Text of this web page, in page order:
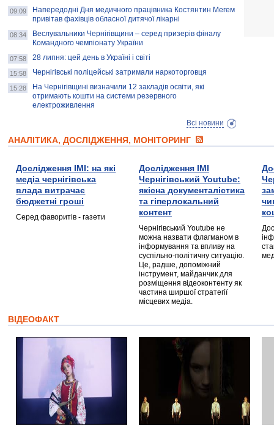
09:09
Напередодні Дня медичного працівника Костянтин Мегем
привітав фахівців обласної дитячої лікарні
08:34
Веслувальники Чернігівщини – серед призерів фіналу
Командного чемпіонату України
07:58 28 липня: цей день в Україні і світі
15:58 Чернігівські поліцейські затримали наркоторговця
15:28
На Чернігівщині визначили 12 закладів освіти, які
отримають кошти на системи резервного
електроживлення
Всі новини
АНАЛІТИКА, ДОСЛІДЖЕННЯ, МОНІТОРИНГ
Дослідження ІМІ: на які
медіа чернігівська
влада витрачає
бюджетні гроші
Серед фаворитів - газети
Дослідження ІМІ
Чернігівський Youtube:
якісна документалістика
та гіперлокальний
контент
Чернігівський Youtube не
можна назвати флагманом в
інформування та впливу на
суспільно-політичну ситуацію.
Це, радше, допоміжний
інструмент, майданчик для
розміщення відеоконтенту як
частина ширшої стратегії
місцевих медіа.
ВІДЕОФАКТ